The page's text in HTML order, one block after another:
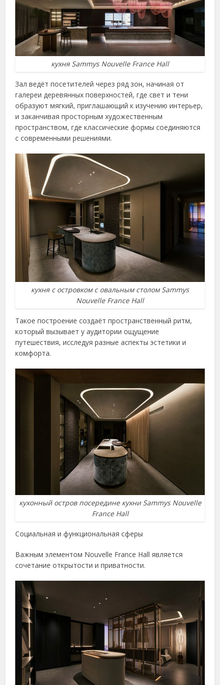
кухня Sammys Nouvelle France Hall
Зал ведёт посетителей через ряд зон, начиная от
галереи деревянных поверхностей, где свет и тени
образуют мягкий, приглашающий к изучению интерьер,
и заканчивая просторным художественным
пространством, где классические формы соединяются
с современными решениями.
кухня с островком с овальным столом Sammys
Nouvelle France Hall
Такое построение создаёт пространственный ритм,
который вызывает у аудитории ощущение
путешествия, исследуя разные аспекты эстетики и
комфорта.
кухонный остров посередине кухни Sammys Nouvelle
France Hall
Социальная и функциональная сферы
Важным элементом Nouvelle France Hall является
сочетание открытости и приватности.